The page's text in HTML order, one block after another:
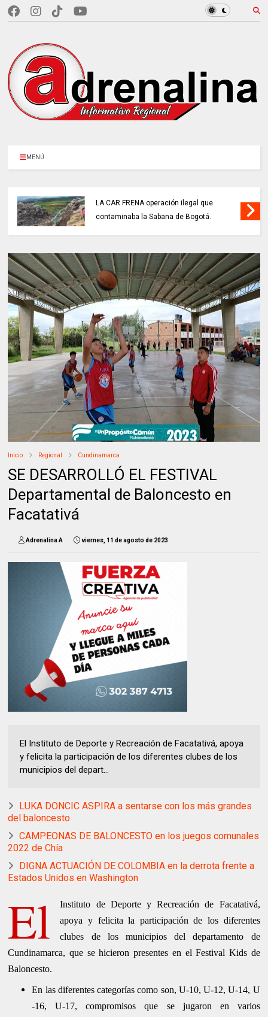
MENÚ
LA CAR FRENA operación ilegal que
contaminaba la Sabana de Bogotá.
Inicio Regional Cundinamarca
SE DESARROLLÓ EL FESTIVAL
Departamental de Baloncesto en
Facatativá
Adrenalina A viernes, 11 de agosto de 2023
El Instituto de Deporte y Recreación de Facatativá, apoya
y felicita la participación de los diferentes clubes de los
municipios del depart...
LUKA DONCIC ASPIRA a sentarse con los más grandes
del baloncesto
CAMPEONAS DE BALONCESTO en los juegos comunales
2022 de Chía
DIGNA ACTUACIÓN DE COLOMBIA en la derrota frente a
Estados Unidos en Washington
El
Instituto de Deporte y Recreación de Facatativá,
apoya y felicita la participación de los diferentes
clubes de los municipios del departamento de
Cundinamarca, que se hicieron presentes en el Festival Kids de
Baloncesto.
En las diferentes categorías como son, U-10, U-12, U-14, U
-16, U-17, compromisos que se jugaron en varios